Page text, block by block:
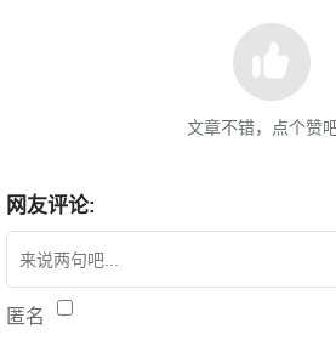
文章不错，点个赞吧
网友评论:
匿名